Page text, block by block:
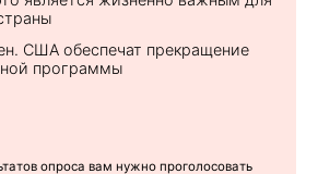
США обеспечат прекращение
программы
опроса вам нужно проголосовать